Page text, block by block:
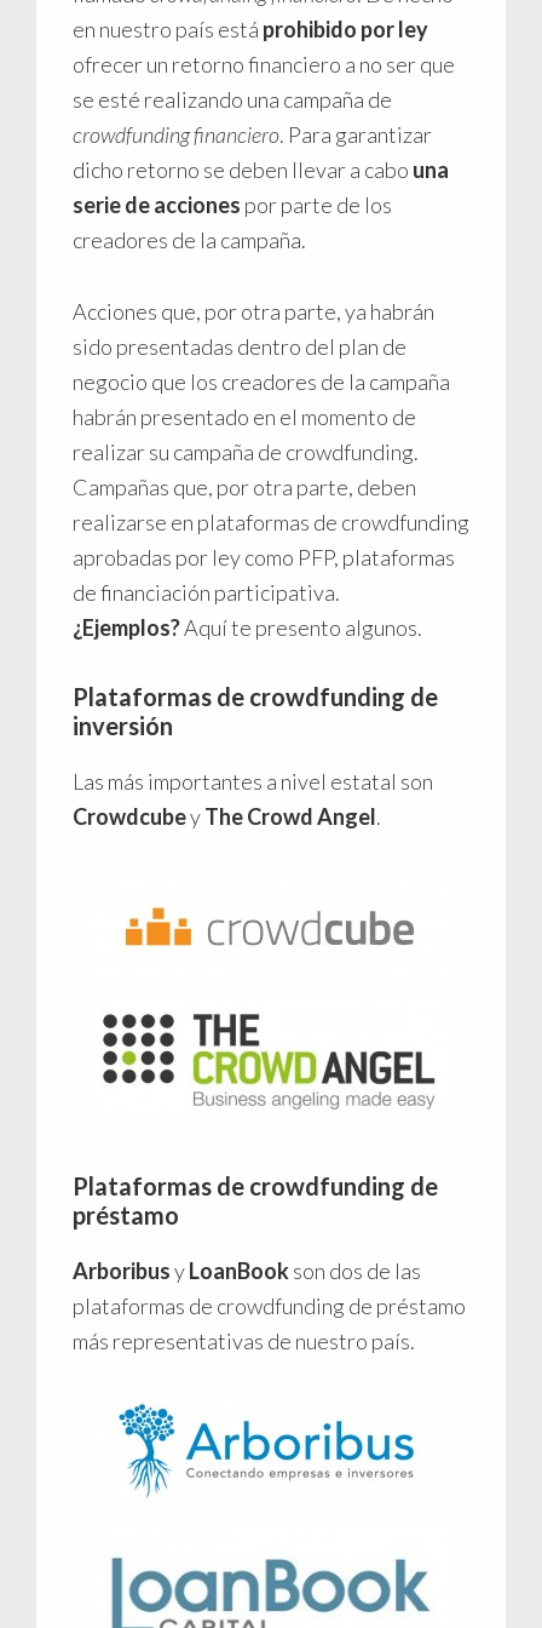
en nuestro país está prohibido por ley
ofrecer un retorno financiero a no ser que
se esté realizando una campaña de
crowdfunding financiero. Para garantizar
dicho retorno se deben llevar a cabo una
serie de acciones por parte de los
creadores de la campaña.
Acciones que, por otra parte, ya habrán
sido presentadas dentro del plan de
negocio que los creadores de la campaña
habrán presentado en el momento de
realizar su campaña de crowdfunding.
Campañas que, por otra parte, deben
realizarse en plataformas de crowdfunding
aprobadas por ley como PFP, plataformas
de financiación participativa.
¿Ejemplos?Aquí te presento algunos.
Plataformas de crowdfunding de
inversión
Las más importantes a nivel estatal son
CrowdcubeyThe Crowd Angel.
Plataformas de crowdfunding de
préstamo
ArboribusyLoanBookson dos de las
plataformas de crowdfunding de préstamo
más representativas de nuestro país.